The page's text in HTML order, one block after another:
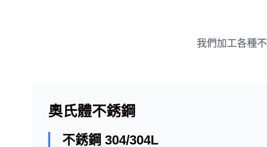
我們加工各種
奧氏體不銹鋼
不銹鋼 304/304L